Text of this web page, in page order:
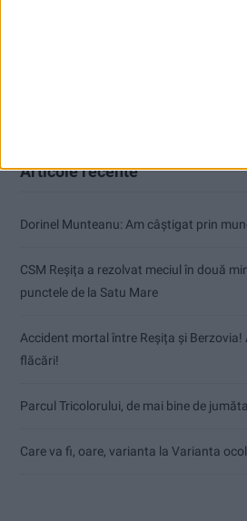
Articole recente
Dorinel Munteanu: Am câștigat prin
CSM Reșița a rezolvat meciul în două
punctele de la Satu Mare
Accident mortal între Reșița și Berzovia!
flăcări!
Parcul Tricolorului, de mai bine de
Care va fi, oare, varianta la Varianta